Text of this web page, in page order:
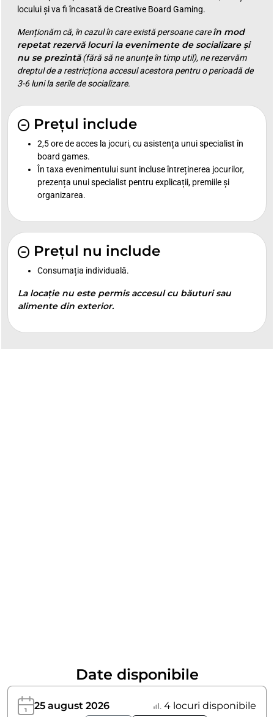
locului și va fi încasată de Creative Board Gaming.
Menționăm că, în cazul în care există persoane careîn mod
repetat rezervă locuri la evenimente de socializare și
nu se prezintă(fără să ne anunțe în timp util), ne rezervăm
dreptul de a restricționa accesul acestora pentru o perioadă de
3-6 luni la serile de socializare.
Prețul include
2,5 ore de acces la jocuri, cu asistența unui specialist în
board games.
În taxa evenimentului sunt incluse întreținerea jocurilor,
prezența unui specialist pentru explicații, premiile și
organizarea.
Prețul nu include
Consumația individuală.
La locație nu este permis accesul cu băuturi sau
alimente din exterior.
Date disponibile
25 august 2026 4 locuri disponibile